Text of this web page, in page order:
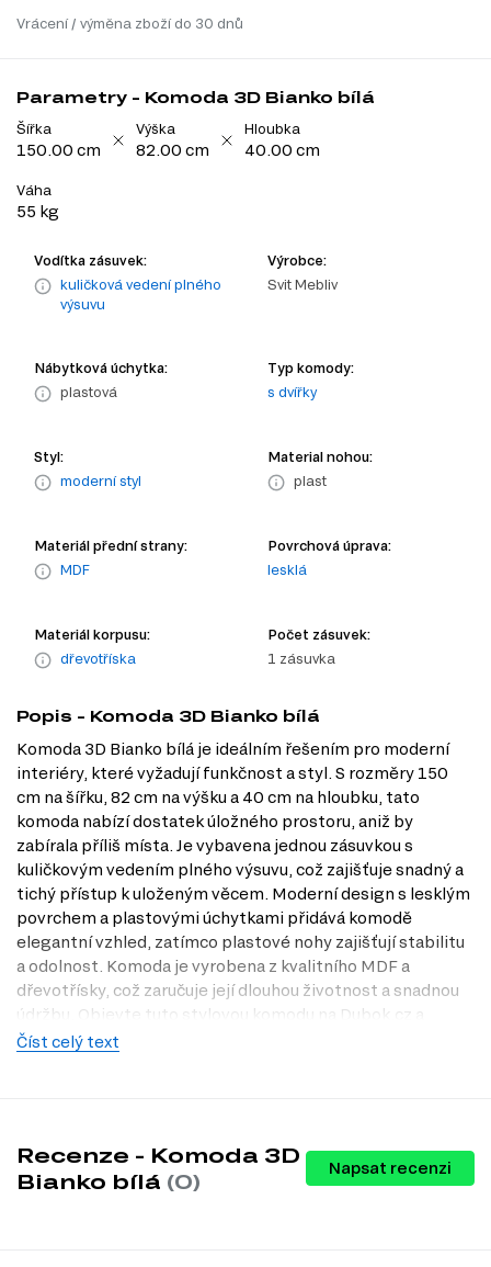
Vrácení / výměna zboží do 30 dnů
Parametry - Komoda 3D Bianko bílá
Šířka
150.00 cm
Výška
82.00 cm
Hloubka
40.00 cm
Váha
55 kg
Vodítka zásuvek:
kuličková vedení plného
výsuvu
Výrobce:
Svit Mebliv
Nábytková úchytka:
plastová
Typ komody:
s dvířky
Styl:
moderní styl
Material nohou:
plast
Materiál přední strany:
MDF
Povrchová úprava:
lesklá
Materiál korpusu:
dřevotříska
Počet zásuvek:
1 zásuvka
Popis - Komoda 3D Bianko bílá
Komoda 3D Bianko bílá je ideálním řešením pro moderní
interiéry, které vyžadují funkčnost a styl. S rozměry 150
cm na šířku, 82 cm na výšku a 40 cm na hloubku, tato
komoda nabízí dostatek úložného prostoru, aniž by
zabírala příliš místa. Je vybavena jednou zásuvkou s
kuličkovým vedením plného výsuvu, což zajišťuje snadný a
tichý přístup k uloženým věcem. Moderní design s lesklým
povrchem a plastovými úchytkami přidává komodě
elegantní vzhled, zatímco plastové nohy zajišťují stabilitu
a odolnost. Komoda je vyrobena z kvalitního MDF a
dřevotřísky, což zaručuje její dlouhou životnost a snadnou
údržbu. Objevte tuto stylovou komodu na Dubok.cz a
navštivte naši prodejnu v Praze pro osobní prohlídku!
Praktické rozměry.S šířkou 150 cm, výškou 82 cm a hloubkou 40
cm, komoda nabízí dostatek úložného prostoru, aniž by zabírala
příliš místa.
Číst celý text
Recenze - Komoda 3D
Bianko bílá (0)
Napsat recenzi